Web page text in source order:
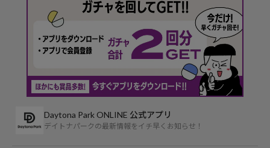
Daytona Park ONLINE 公式アプリ
デイトナパークの最新情報をイチ早くお知らせ！